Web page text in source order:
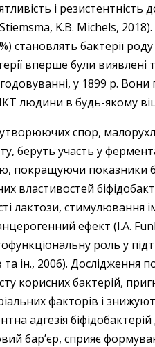
і
K.B. Michels,
становлять бактерії роду
вперше були
у 1899 р.
людини в будь-якому
спор,
беруть участь у
покращуючи показники
властивостей
лактози, стимулювання
ефект (I.A.
роль у
та ін., 2006).
корисних бактерій,
факторів і
адгезія
бар’єр, сприяє